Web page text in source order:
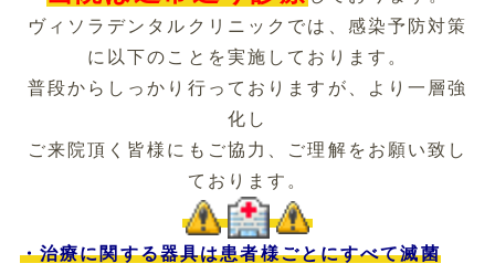
ヴィソラデンタルクリニックでは、感染予防対策
に以下のことを実施しております。
普段からしっかり行っておりますが、より一層強
化 し
ご来院頂く皆様にもご協力、ご理解をお願い致し
ております。
・治療に関する器具は患者様ごとにすべて滅菌